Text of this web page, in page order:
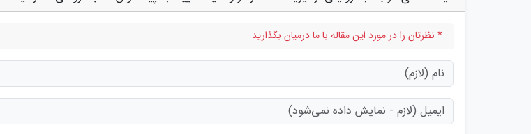
* نظرتان را در مورد این مقاله با ما درمیان بگذارید